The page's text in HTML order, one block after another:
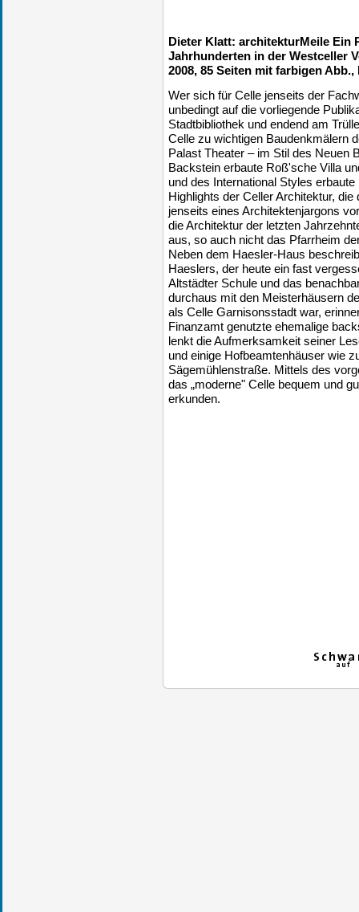
Dieter Klatt: architekturMeile Ein
Jahrhunderten in der Westceller
2008, 85 Seiten mit farbigen Abb.,
Wer sich für Celle jenseits der
unbedingt auf die vorliegende
Stadtbibliothek und endend am
Celle zu wichtigen Baudenkmälern
Palast Theater – im Stil des Neuen
Backstein erbaute Roß'sche Villa
und des International Styles
Highlights der Celler Architektur, die
jenseits eines Architektenjargons
die Architektur der letzten
aus, so auch nicht das Pfarrheim
Neben dem Haesler-Haus
Haeslers, der heute ein fast
Altstädter Schule und das
durchaus mit den Meisterhäusern
als Celle Garnisonsstadt war,
Finanzamt genutzte ehemalige
lenkt die Aufmerksamkeit seiner
und einige Hofbeamtenhäuser wie
Sägemühlenstraße. Mittels des
das „moderne" Celle bequem und
erkunden.